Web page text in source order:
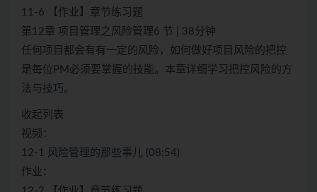
11-6 【作业】章节练习题
第12章 项目管理之风险管理6 节 | 38分钟
任何项目都会有有一定的风险，如何做好项目风险的把控
是每位PM必须要掌握的技能。本章详细学习把控风险的方
法与技巧。
收起列表
视频：
12-1 风险管理的那些事儿 (08:54)
作业：